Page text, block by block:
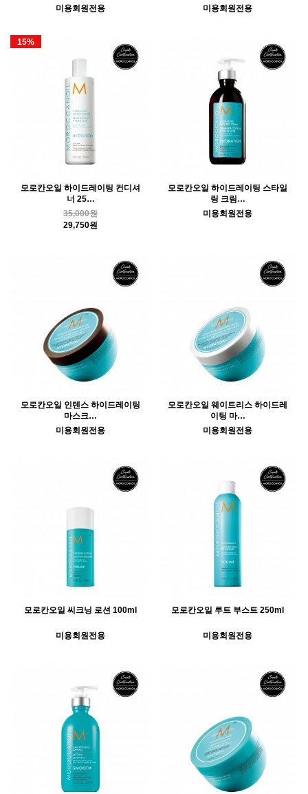
미용회원전용 미용회원전용
모로칸오일 하이드레이팅 컨디셔
너 25…
15%
35,000원
29,750원
모로칸오일 하이드레이팅 스타일
링 크림…
미용회원전용
모로칸오일 인텐스 하이드레이팅
마스크…
미용회원전용
모로칸오일 웨이트리스 하이드레
이팅 마…
미용회원전용
모로칸오일 씨크닝 로션 100ml
미용회원전용
모로칸오일 루트 부스트 250ml
미용회원전용